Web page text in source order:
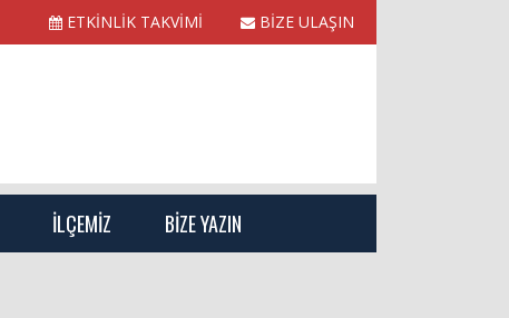
ETKİNLİK TAKVİMİ BİZE ULAŞIN
İLÇEMİZ BİZE YAZIN